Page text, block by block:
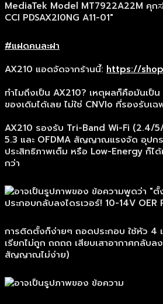
#แฝดคนละฝา
AX210 แอดจัดจากร้านนี้: https://
ทำไมถึงเป็น AX210? เหตุผลก็คือมันเป็
ของเดิมได้เลย ไม่ใช่ CNVIo ที่รองรับเ
AX210 รองรับ Tri-Band Wi-Fi (2.4/
5.3 และ OFDMA สัญญาณแรงจัด อุปก
ประสิทธิภาพเต็ม หรือ Low-Energy ก็ไ
กว่า
การติดตั้งก็ง่ายๆ ถอดประกอบ ใช้หัว 4
เรียกไม่ถูก ถถถถ เสียบเสาอากาศกลับล
สัญญาณไม่ง่าย)